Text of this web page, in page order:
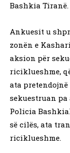
Bashkia Tiranë.
Ankuesit u
zonën e
aksion për
riciklueshme,
ata
sekuestruan pa
Policia
së cilës, ata
riciklueshme.